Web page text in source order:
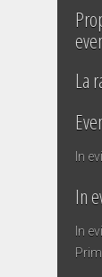
La
In
In
In